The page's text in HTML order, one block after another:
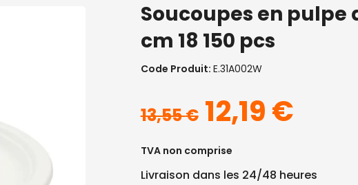
Soucoupes en pulpe
cm 18 150 pcs
Code Produit: E.31A002W
13,55€ Le prix
12,19€Le
TVA non comprise
Livraison dans les 24/48 heures